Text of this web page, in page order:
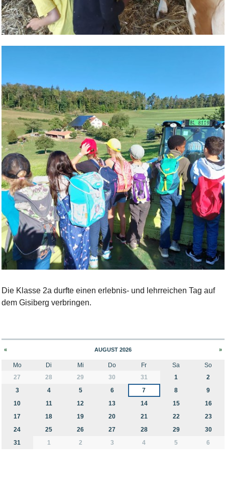
Die Klasse 2a durfte einen erlebnis- und lehrreichen Tag auf
dem Gisiberg verbringen.
« AUGUST 2026 »
month-8
Mo Di Mi Do Fr Sa
So
27
28 29 30 31 1
2
3
4 5 6 7 8
9
10
11 12 13 14 15
16
17
18 19 20 21 22
23
24
25 26 27 28 29
30
31
1 2 3 4 5 6